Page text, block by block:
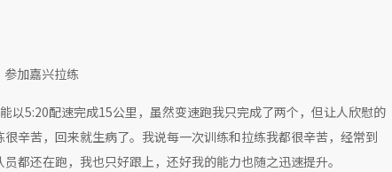
加嘉兴拉练
以5:20配速完成15公里，虽然变速跑我只完成了两个，但让人欣慰的
辛苦，回来就生病了。我说每一次训练和拉练我都很辛苦，经常到
都还在跑，我也只好跟上，还好我的能力也随之迅速提升。